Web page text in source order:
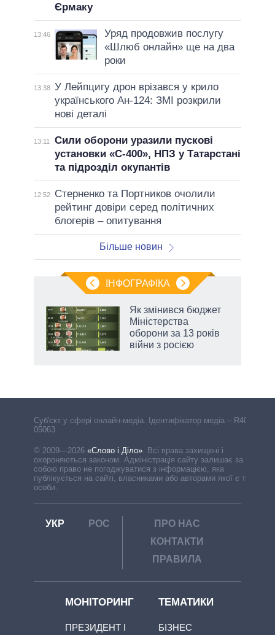
Єрмаку
13:46
Уряд продовжив послугу
«Шлюб онлайн» ще на два
роки
13:38 У Лейпцигу дрон врізався у крило
українського Ан-124: ЗМІ розкрили
нові деталі
13:11
Сили оборони уразили пускові
установки «С-400», НПЗ у Татарстані
та підрозділ окупантів
12:52
Стерненко та Портников очолили
рейтинг довіри серед політичних
блогерів – опитування
Більше новин
ІНФОГРАФІКА
Як змінився бюджет
Міністерства
оборони за 13 років
війни з росією
Cуб'єкт у сфері онлайн-медіа. Ідентифікатор медіа – R40-
05063
© 2009—2026 «Слово і Діло»
Всі права захищені і
охороняються законом. Адміністрація сайту залишає за
собою право не погоджуватися з інформацією, яка
публікується на сайті, власниками або авторами якої є треті
особи.
УКР РОС
ПРО НАС
КОНТАКТИ
ПРАВИЛА
МОНІТОРИНГ
ПРЕЗИДЕНТ І
ТЕМАТИКИ
БІЗНЕС